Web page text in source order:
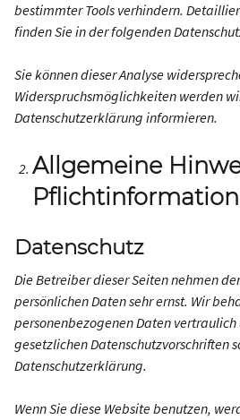
bestimmter Tools verhindern.
finden Sie in der folgenden
Sie können dieser Analyse
Widerspruchsmöglichkeiten werden
Datenschutzerklärung informieren.
Allgemeine
Datenschutz
Die Betreiber dieser Seiten nehmen
persönlichen Daten sehr ernst. Wir
personenbezogenen Daten
gesetzlichen Datenschutzvorschriften
Datenschutzerklärung.
Wenn Sie diese Website benutzen,